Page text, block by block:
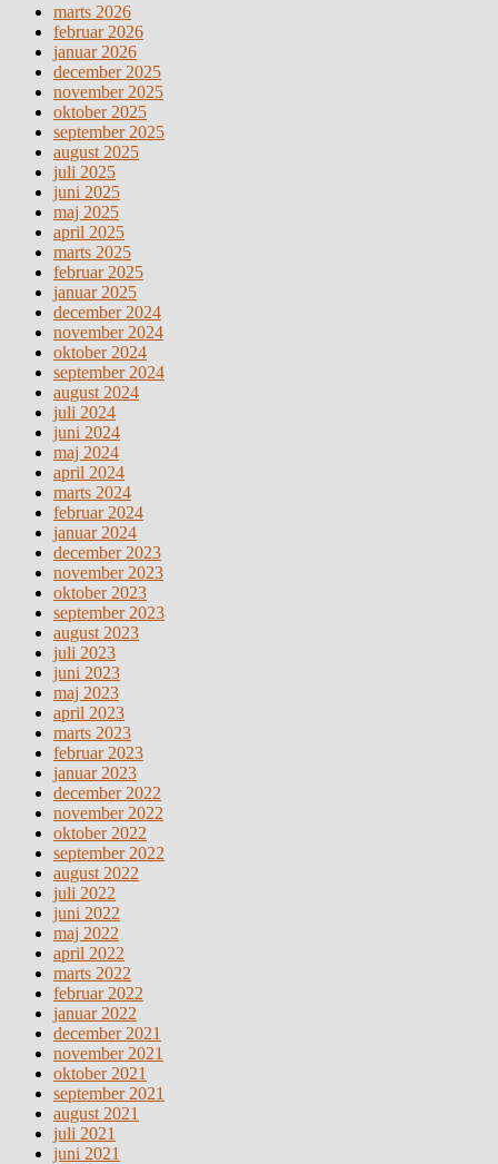
marts 2026
februar 2026
januar 2026
december 2025
november 2025
oktober 2025
september 2025
august 2025
juli 2025
juni 2025
maj 2025
april 2025
marts 2025
februar 2025
januar 2025
december 2024
november 2024
oktober 2024
september 2024
august 2024
juli 2024
juni 2024
maj 2024
april 2024
marts 2024
februar 2024
januar 2024
december 2023
november 2023
oktober 2023
september 2023
august 2023
juli 2023
juni 2023
maj 2023
april 2023
marts 2023
februar 2023
januar 2023
december 2022
november 2022
oktober 2022
september 2022
august 2022
juli 2022
juni 2022
maj 2022
april 2022
marts 2022
februar 2022
januar 2022
december 2021
november 2021
oktober 2021
september 2021
august 2021
juli 2021
juni 2021